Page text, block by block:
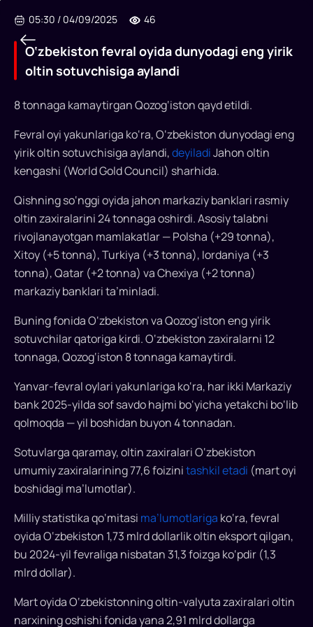
O‘zbekiston
fevral
oyida
dunyodagi
eng
yirik
oltin
sotuvchisiga
aylandi
Fevral
O‘zbekiston
tonna
metall
sotish
bilan
eng
yirik
oltin
sotuvchisiga
Keyingi
05:30 / 04/09/2025 46
O‘zbekiston fevral oyida dunyodagi eng yirik
oltin sotuvchisiga aylandi
8 tonnaga kamaytirgan Qozog‘iston qayd etildi.
Fevral oyi yakunlariga ko‘ra, O‘zbekiston dunyodagi eng
yirik oltin sotuvchisiga aylandi,deyiladiJahon oltin
kengashi (World Gold Council) sharhida.
Qishning so‘nggi oyida jahon markaziy banklari rasmiy
oltin zaxiralarini 24 tonnaga oshirdi. Asosiy talabni
rivojlanayotgan mamlakatlar — Polsha (+29 tonna),
Xitoy (+5 tonna), Turkiya (+3 tonna), Iordaniya (+3
tonna), Qatar (+2 tonna) va Chexiya (+2 tonna)
markaziy banklari ta’minladi.
Buning fonida O‘zbekiston va Qozog‘iston eng yirik
sotuvchilar qatoriga kirdi. O‘zbekiston zaxiralarni 12
tonnaga, Qozog‘iston 8 tonnaga kamaytirdi.
Yanvar-fevral oylari yakunlariga ko‘ra, har ikki Markaziy
bank 2025-yilda sof savdo hajmi bo‘yicha yetakchi bo‘lib
qolmoqda — yil boshidan buyon 4 tonnadan.
Sotuvlarga qaramay, oltin zaxiralari O‘zbekiston
umumiy zaxiralarining 77,6 foizinitashkil etadi (mart oyi
boshidagi ma’lumotlar).
Milliy statistika qo‘mitasi ma’lumotlariga ko‘ra, fevral
oyida O‘zbekiston 1,73 mlrd dollarlik oltin eksport qilgan,
bu 2024-yil fevraliga nisbatan 31,3 foizga ko‘pdir (1,3
mlrd dollar).
Mart oyida O‘zbekistonning oltin-valyuta zaxiralari oltin
narxining oshishi fonida yana 2,91 mlrd dollarga